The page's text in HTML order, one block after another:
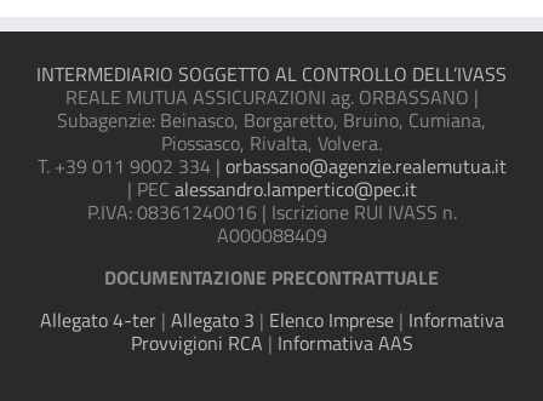
INTERMEDIARIO SOGGETTO AL CONTROLLO DELL’IVASS
REALE MUTUA ASSICURAZIONI ag. ORBASSANO |
Subagenzie: Beinasco, Borgaretto, Bruino, Cumiana,
Piossasco, Rivalta, Volvera.
T. +39 011 9002 334 | orbassano@agenzie.realemutua.it
| PEC alessandro.lampertico@pec.it
P.IVA: 08361240016 | Iscrizione RUI IVASS n.
A000088409
DOCUMENTAZIONE PRECONTRATTUALE
Allegato 4-ter| Allegato 3 | Elenco Imprese| Informativa
Provvigioni RCA | Informativa AAS